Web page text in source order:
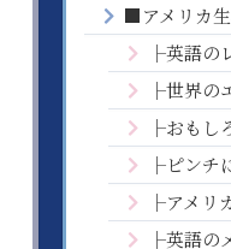
■アメリカ
├英語の
├世界の
├おもし
├ピンチ
├アメリ
├英語の